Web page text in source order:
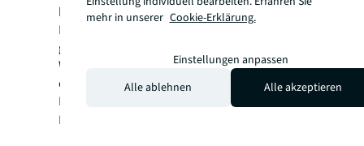
bessere Welt zu gestalten, helfen wir unseren
Kunden, Mitarbeitern und der Gesellschaft –
getreu unserem Leitspruch „SEE A BRIGHTER
WAY“. JLL ist der Markenname und ein
eingetragenes Markenzeichen von Jones
Lang LaSalle Incorporated. Weitere
Informationen finden Sie unter
mehr in unserer Cookie-Erklärung.
Einstellungen anpassen
Alle ablehnen
Alle akzeptieren